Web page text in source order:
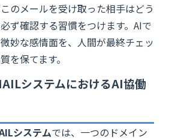
のメールを受け取った相手はどう
ず確認する習慣をつけます。AIで
妙な感情面を、人間が最終チェッ
を保てます。
システムにおけるAI協働
システムでは、一つのドメイン